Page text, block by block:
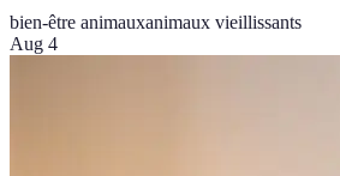
bien-être animauxanimaux vieillissants
Aug 4